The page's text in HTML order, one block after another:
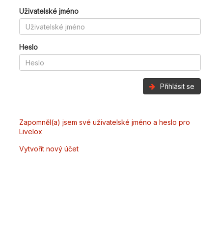
Uživatelské jméno
Heslo
Přihlásit se
Zapomněl(a) jsem své uživatelské jméno a heslo pro
Livelox
Vytvořit nový účet